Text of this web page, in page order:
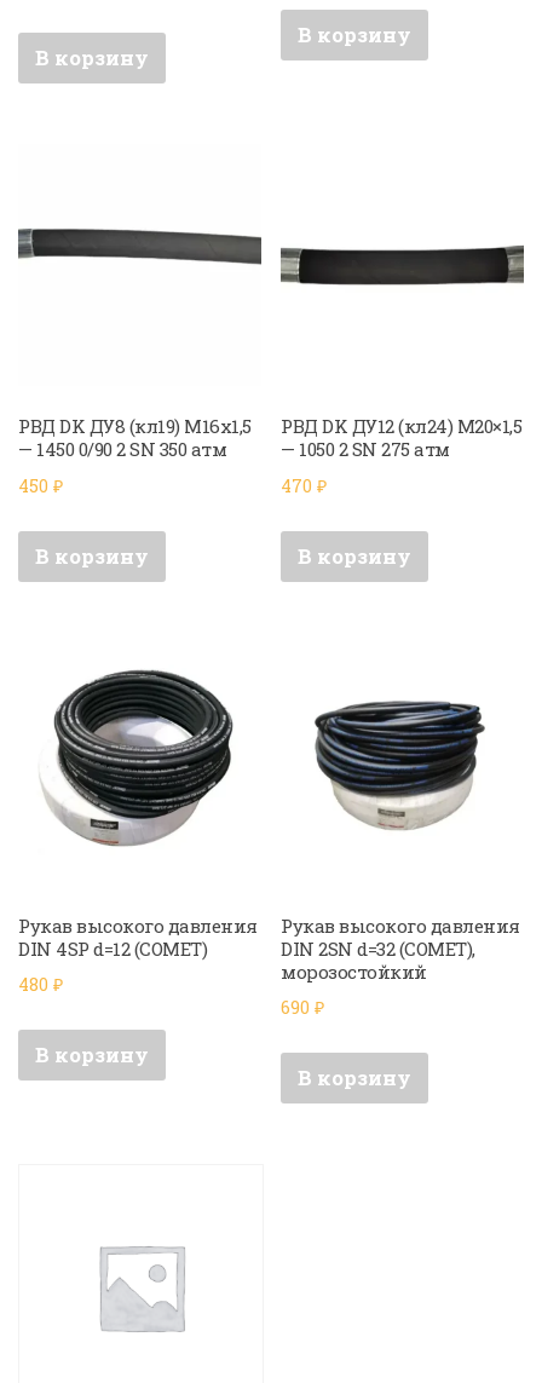
В корзину
В корзину
РВД DK ДУ8 (кл19) М16х1,5
— 1450 0/90 2 SN 350 атм
450 ₽
В корзину
РВД DK ДУ12 (кл24) М20×1,5
— 1050 2 SN 275 атм
470₽
В корзину
Рукав высокого давления
DIN 4SP d=12 (COMET)
480 ₽
В корзину
Рукав высокого давления
DIN 2SN d=32 (COMET),
морозостойкий
690₽
В корзину